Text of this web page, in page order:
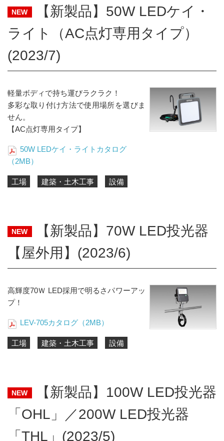
NEW
【新製品】50W LEDケイ・
ライト（AC点灯専用タイプ）
(2023/7)
軽量ボディで持ち運びラクラク！
多彩な取り付け方法で使用場所を選びま
せん。
【AC点灯専用タイプ】
50W LEDケイ・ライトカタログ
（2MB）
工場 建築・土木工事 設備
NEW
【新製品】70W LED投光器
【屋外用】(2023/6)
高輝度70Ｗ LED採用で明るさパワーアッ
プ！
LEV-705カタログ（2MB）
工場 建築・土木工事 設備
NEW
【新製品】100W LED投光器
「OHL」／200W LED投光器
「THL」(2023/5)